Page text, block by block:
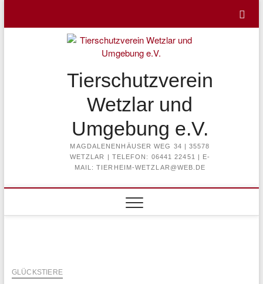
content
Tierschutzverein
Wetzlar und
Umgebung e.V.
MAGDALENENHÄUSER WEG 34 | 35578
WETZLAR | TELEFON: 06441 22451 | E-
MAIL: TIERHEIM-WETZLAR@WEB.DE
GLÜCKSTIERE